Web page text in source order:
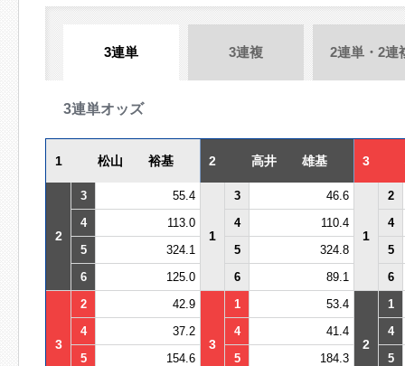
3連単 3連複 2連単・2連
3連単オッズ
1 松山 裕基 2 高井 雄基 3
2
3 55.4
1
3 46.6
1
2
4
113.0 4 110.4
4
5
324.1 5 324.8
5
6
125.0 6 89.1 6
3
2 42.9
3
1 53.4
2
1
4
37.2 4 41.4
4
5
154.6 5 184.3
5